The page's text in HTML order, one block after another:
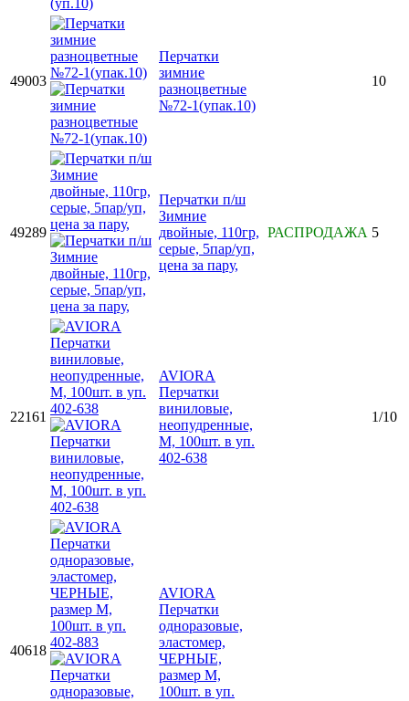
49003
Перчатки
зимние
разноцветные
№72-1(упак.10)
10
49289
Перчатки п/ш
Зимние
двойные, 110гр,
серые, 5пар/уп,
цена за пару,
РАСПРОДАЖА 5
22161
AVIORA
Перчатки
виниловые,
неопудренные,
M, 100шт. в уп.
402-638
1/10
40618
AVIORA
Перчатки
одноразовые,
эластомер,
ЧЕРНЫЕ,
размер М,
100шт. в уп.